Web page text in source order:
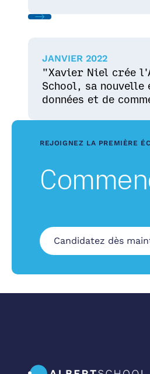
JANVIER 2022
"Xavier Niel crée
School, sa nouvelle
données et de
REJOIGNEZ LA PREMIÈRE
Candidatez dès